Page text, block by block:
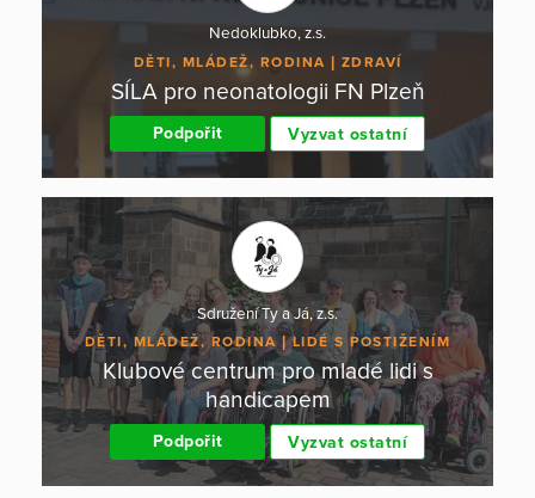
Nedoklubko, z.s.
DĚTI, MLÁDEŽ, RODINA ZDRAVÍ
SÍLA pro neonatologii FN Plzeň
Podpořit Vyzvat ostatní
Sdružení Ty a Já, z.s.
DĚTI, MLÁDEŽ, RODINA LIDÉ S POSTIŽENÍM
Klubové centrum pro mladé lidi s
handicapem
Podpořit Vyzvat ostatní